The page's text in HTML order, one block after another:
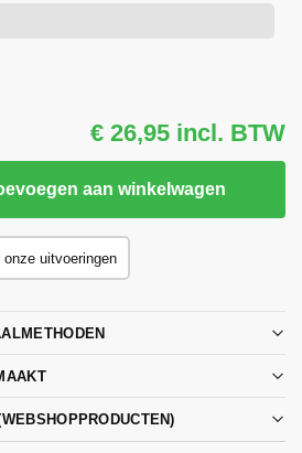
€ 26,95 incl. BTW
aan winkelwagen
uitvoeringen